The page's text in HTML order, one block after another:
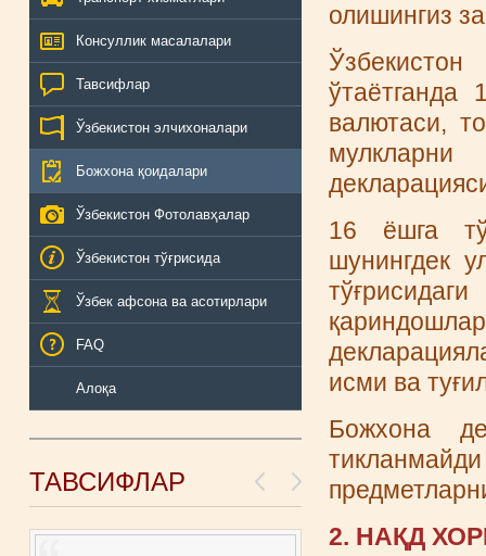
Консуллик масалалари
Тавсифлар
Ўзбекистон элчихоналари
Божхона қоидалари
Ўзбекистон Фотолавҳалар
Ўзбекистон тўғрисида
Ўзбек афсона ва асотирлари
FAQ
Алоқа
ТАВСИФЛАР
олишингиз
валютаси,
16 ёшга
шунингдек
исми ва
Божхона
2. НАҚД